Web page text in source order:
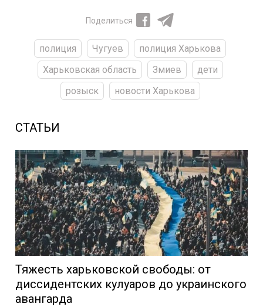
Поделиться
полиция Чугуев
полиция Харькова
Харьковская область
Змиев
дети
розыск
новости Харькова
СТАТЬИ
Тяжесть харьковской свободы: от
диссидентских кулуаров до украинского
авангарда